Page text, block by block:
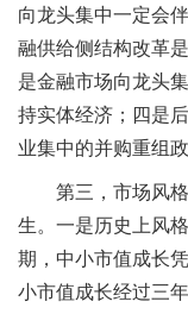
向龙头集中一定会
融供给侧结构改革
是金融市场向龙头
持实体经济；四是
业集中的并购重组
第三，市场风
生。一是历史上风
期，中小市值成长
小市值成长经过三